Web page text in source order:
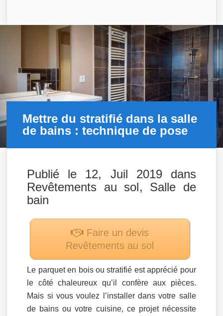
Mettre du stratifié dans la salle
de bains : technique de pose
Publié le 12, Juil 2019 dans
Revêtements au sol, Salle de
bain
Faire un devis
Revêtements au sol
Le parquet en bois ou stratifié est apprécié pour
le côté chaleureux qu’il confère aux pièces.
Mais si vous voulez l’installer dans votre salle
de bains ou votre cuisine, ce projet nécessite